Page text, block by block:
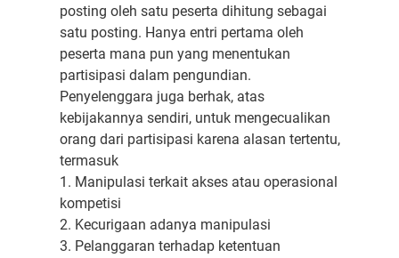
posting oleh satu peserta dihitung sebagai
satu posting. Hanya entri pertama oleh
peserta mana pun yang menentukan
partisipasi dalam pengundian.
Penyelenggara juga berhak, atas
kebijakannya sendiri, untuk mengecualikan
orang dari partisipasi karena alasan tertentu,
termasuk
1. Manipulasi terkait akses atau operasional
kompetisi
2. Kecurigaan adanya manipulasi
3. Pelanggaran terhadap ketentuan